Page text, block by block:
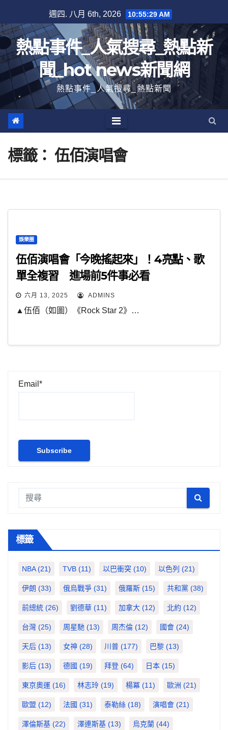
至
內
容
週四. 八月 6th, 2026 10:55:29 AM
熱點事件_人氣搜尋_熱點新
聞_hot news新聞網
熱點事件_人氣搜尋_熱點新聞
標籤： 伍佰演唱會
娛樂圈
伍佰演唱會「今晚搖起來」！4亮點、歌
單全複習 進場前5件事必看
六月 13, 2025 ADMINS
▲伍佰（如圖）《Rock Star 2》…
Email*
標籤
NBA(21) TVB (11) 以巴衝突 (10) 以色列 (21)
伊朗 (33) 俄烏戰爭 (31) 俄羅斯 (15) 共和黨 (38)
前總統 (26) 劉德華 (11) 加拿大 (12) 北約 (12)
台灣 (25) 周星馳 (13) 周杰倫 (12) 國會 (24)
天后 (13) 女神 (28) 川普 (177) 巴黎 (13)
影后 (13) 德國 (19) 拜登 (64) 日本 (15)
東京奧運 (16) 林志玲 (19) 楊冪 (11) 歐洲 (21)
歐盟 (12) 法國 (31) 泰勒絲 (18) 演唱會 (21)
澤倫斯基 (22) 澤連斯基 (13) 烏克蘭 (44)